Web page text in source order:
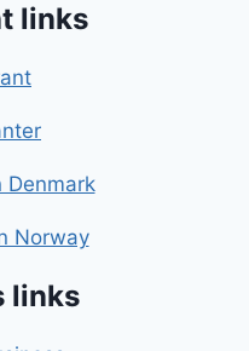
links
Denmark
Norway
links